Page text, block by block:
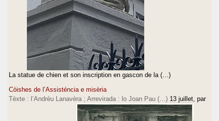
La statue de chien et son inscription en gascon de la (…)
Còishes de l’Assisténcia e misèria
Tèxte : l’Andrèu Lanavèra ; Arrevirada : lo Joan Pau (…) 13 juillet , par